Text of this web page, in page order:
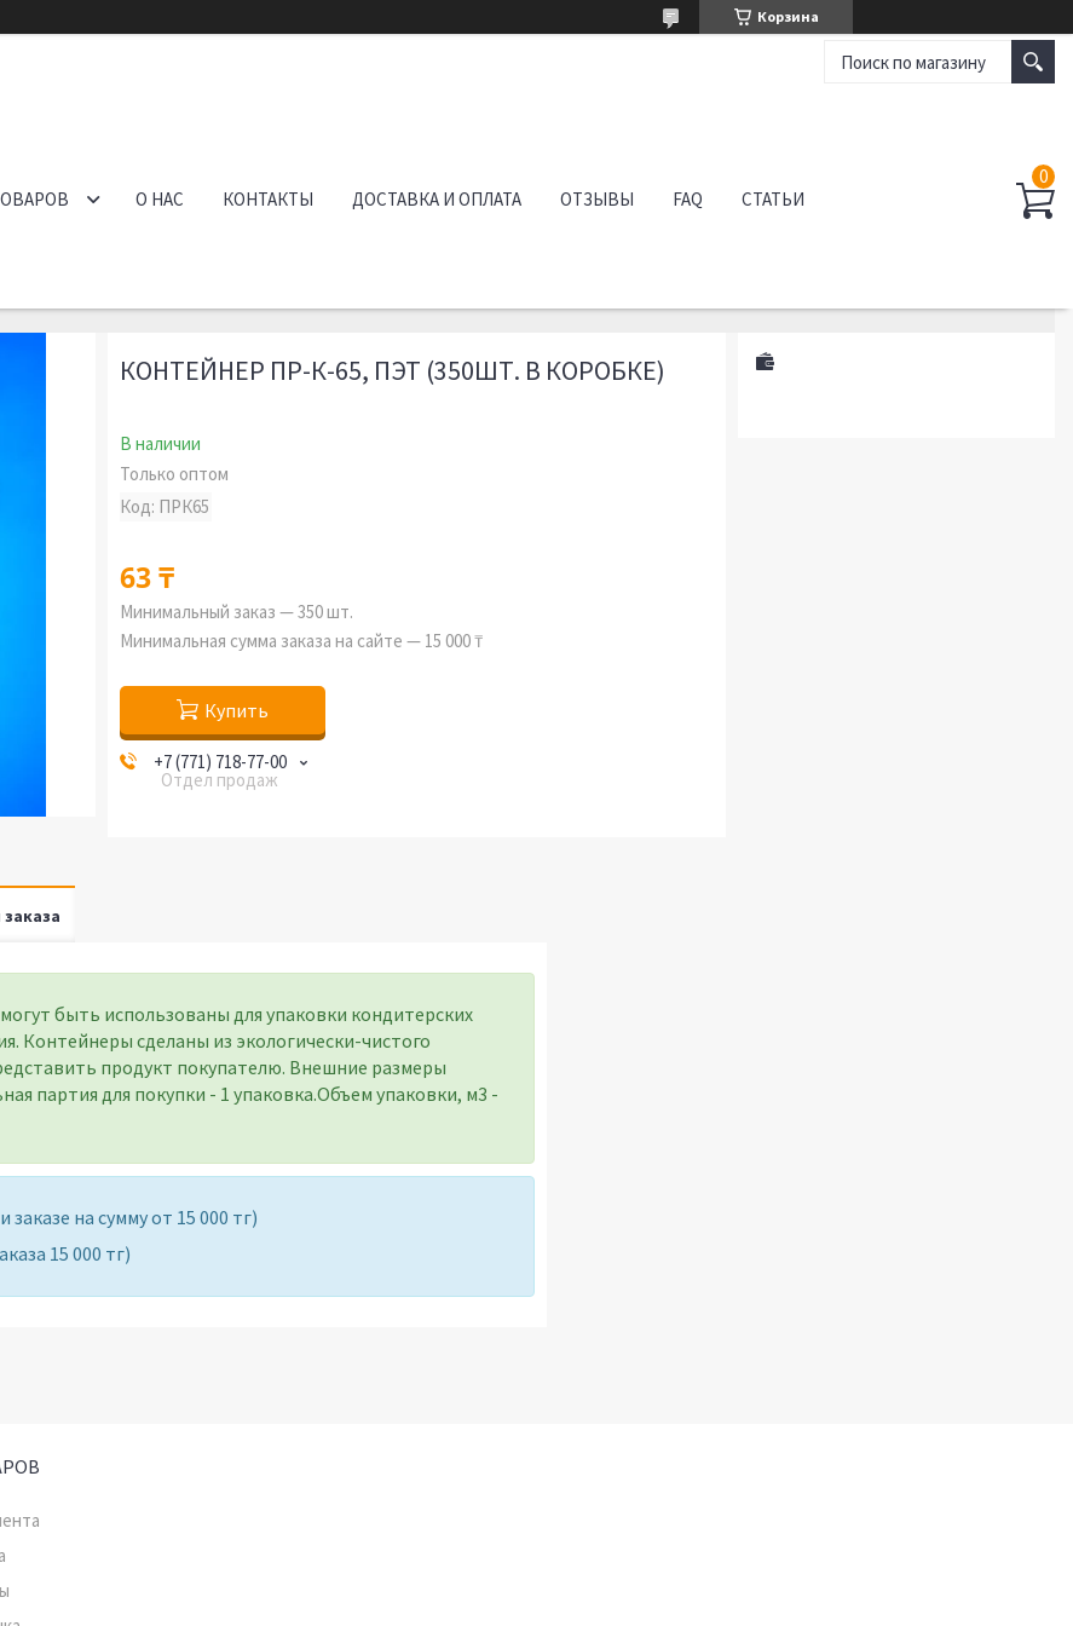
Корзина
О НАС КОНТАКТЫ ДОСТАВКА И ОПЛАТА ОТЗЫВЫ FAQ СТАТЬИ
КОНТЕЙНЕР ПР-К-65, ПЭТ (350ШТ. В КОРОБКЕ)
В наличии
Только оптом
Код: ПРК65
63 ₸
Минимальный заказ — 350 шт.
Минимальная сумма заказа на сайте — 15 000 ₸
Купить
+7 (771) 718-77-00
Отдел продаж
быть использованы для упаковки кондитерских
Контейнеры сделаны из экологически-чистого
продукт покупателю. Внешние размеры
партия для покупки - 1 упаковка.Объем упаковки, м3 -
заказе на сумму от 15 000 тг)
15 000 тг)